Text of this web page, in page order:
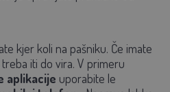
kjer koli na pašniku. Če imate
iti do vira. V primeru
aplikacije uporabite le